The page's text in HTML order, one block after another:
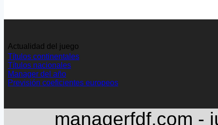
Actualidad del juego
Títulos continentales
Títulos nacionales
Manager del año
Previsión coeficientes europeos
managerfdf.com -